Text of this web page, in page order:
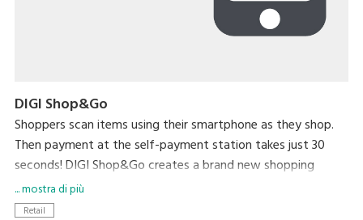
DIGI Shop&Go
Shoppers scan items using their smartphone as they shop.
Then payment at the self-payment station takes just 30
seconds! DIGI Shop&Go creates a brand new shopping
experience that dramatically reduces a major source of
stress for shoppers – waiting in line to check out.
... mostra di più
Retail